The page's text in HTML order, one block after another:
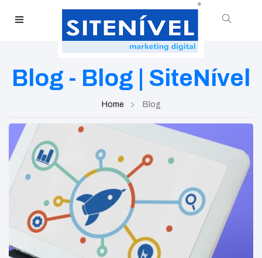
Blog - Blog | SiteNível
Home Blog